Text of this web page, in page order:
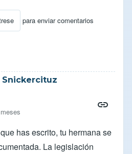
para enviar comentarios
Snickercituz
has escrito, tu hermana se
La legislación